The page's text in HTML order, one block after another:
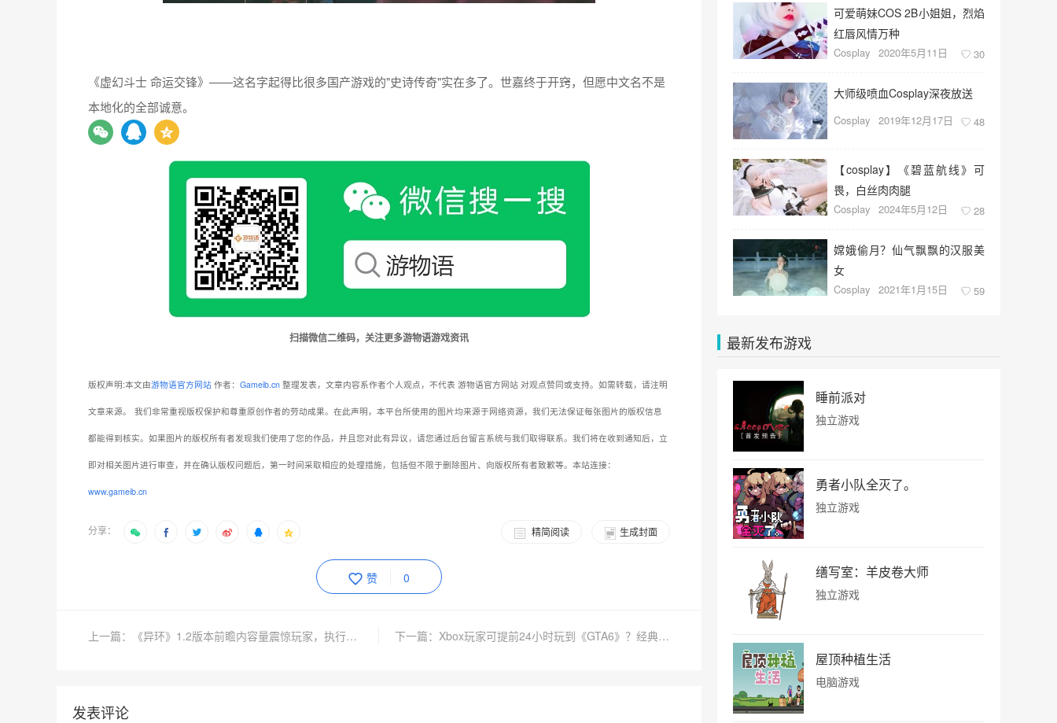
《虚幻斗士 命运交锋》——这名字起得比很多国产游戏的"史诗传奇"实在多了。世嘉终于开窍，但愿中文名不是
本地化的全部诚意。
扫描微信二维码，关注更多游物语游戏资讯
版权声明:本文由游物语官方网站 作者： Gameib.cn 整理发表，文章内容系作者个人观点，不代表 游物语官方网站 对观点赞同或支持。如需转载，请注明
文章来源。 我们非常重视版权保护和尊重原创作者的劳动成果。在此声明，本平台所使用的图片均来源于网络资源，我们无法保证每张图片的版权信息
都能得到核实。如果图片的版权所有者发现我们使用了您的作品，并且您对此有异议，请您通过后台留言系统与我们取得联系。我们将在收到通知后，立
即对相关图片进行审查，并在确认版权问题后，第一时间采取相应的处理措施，包括但不限于删除图片、向版权所有者致歉等。本站连接：
www.gameib.cn
分享： 生成封面
精简阅读
赞 0
上一篇：《异环》1.2版本前瞻内容量震惊玩家，执行制作人疲惫画面海外爆火 下一篇：Xbox玩家可提前24小时玩到《GTA6》？经典BUG再次立功
发表评论
可爱萌妹COS 2B小姐姐，烈焰
红唇风情万种
Cosplay 2020年5月11日 30
大师级喷血Cosplay深夜放送
Cosplay 2019年12月17日 48
【cosplay】《碧蓝航线》可
畏，白丝肉肉腿
Cosplay 2024年5月12日 28
嫦娥偷月？仙气飘飘的汉服美
女
Cosplay 2021年1月15日 59
最新发布游戏
睡前派对
独立游戏
勇者小队全灭了。
独立游戏
缮写室：羊皮卷大师
独立游戏
屋顶种植生活
电脑游戏